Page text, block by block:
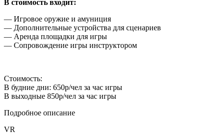
В стоимость входит:
— Игровое оружие и амуниция
— Дополнительные устройства для сценариев
— Аренда площадки для игры
— Сопровождение игры инструктором
Стоимость:
В будние дни: 650р/чел за час игры
В выходные 850р/чел за час игры
Подробное описание
VR